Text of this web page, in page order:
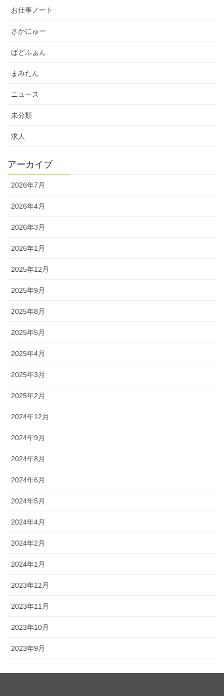
お仕事ノート
さかにゅー
ぱどふぁん
まみたん
ニュース
未分類
求人
アーカイブ
2026年7月
2026年4月
2026年3月
2026年1月
2025年12月
2025年9月
2025年8月
2025年5月
2025年4月
2025年3月
2025年2月
2024年12月
2024年9月
2024年8月
2024年6月
2024年5月
2024年4月
2024年2月
2024年1月
2023年12月
2023年11月
2023年10月
2023年9月